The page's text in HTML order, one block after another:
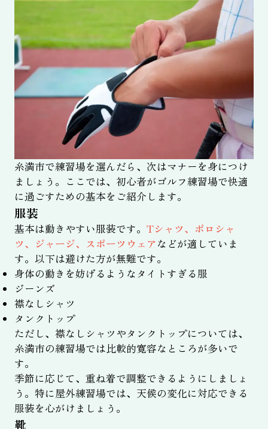
糸満市で練習場を選んだら、次はマナーを身につけ
ましょう。ここでは、初心者がゴルフ練習場で快適
に過ごすための基本をご紹介します。
服装
基本は動きやすい服装です。 Tシャツ、ポロシャ
ツ、ジャージ、スポーツウェアなどが適していま
す。以下は避けた方が無難です。
身体の動きを妨げるようなタイトすぎる服
ジーンズ
襟なしシャツ
タンクトップ
ただし、襟なしシャツやタンクトップについては、
糸満市の練習場では比較的寛容なところが多いで
す。
季節に応じて、重ね着で調整できるようにしましょ
う。特に屋外練習場では、天候の変化に対応できる
服装を心がけましょう。
靴